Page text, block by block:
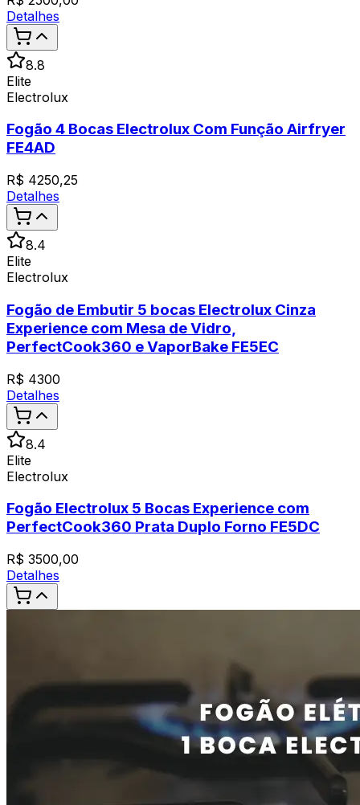
Detalhes
8.8
Elite
Electrolux
Fogão 4 Bocas Electrolux Com Função Airfryer
FE4AD
R$ 4250,25
Detalhes
8.4
Elite
Electrolux
Fogão de Embutir 5 bocas Electrolux Cinza
Experience com Mesa de Vidro,
PerfectCook360 e VaporBake FE5EC
R$ 4300
Detalhes
8.4
Elite
Electrolux
Fogão Electrolux 5 Bocas Experience com
PerfectCook360 Prata Duplo Forno FE5DC
R$ 3500,00
Detalhes